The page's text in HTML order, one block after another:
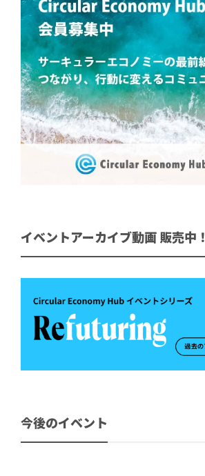
イベントアーカイブ動画 販売中！
今後のイベント